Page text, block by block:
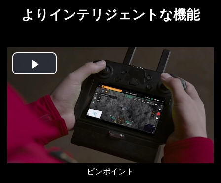
よりインテリジェントな機能
Play
Video
ピンポイント